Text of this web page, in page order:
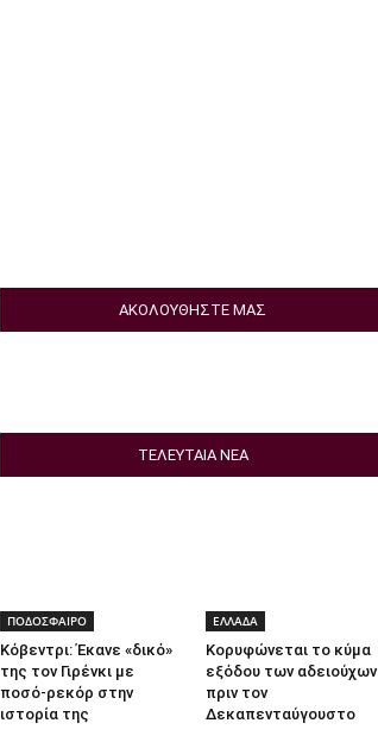
ΑΚΟΛΟΥΘΗΣΤΕ ΜΑΣ
ΤΕΛΕΥΤΑΙΑ ΝΕΑ
ΠΟΔΟΣΦΑΙΡΟ
Κόβεντρι: Έκανε «δικό»
της τον Γιρένκι με
ποσό-ρεκόρ στην
ιστορία της
ΕΛΛΑΔΑ
Κορυφώνεται το κύμα
εξόδου των αδειούχων
πριν τον
Δεκαπενταύγουστο